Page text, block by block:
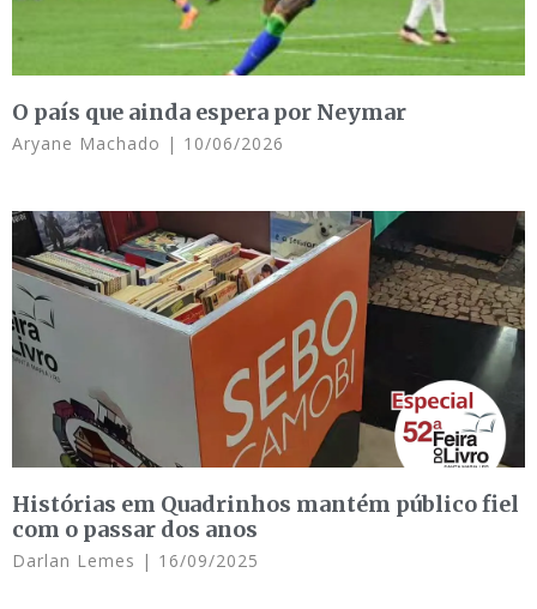
O país que ainda espera por Neymar
Aryane Machado 10/06/2026
Histórias em Quadrinhos mantém público fiel
com o passar dos anos
Darlan Lemes 16/09/2025